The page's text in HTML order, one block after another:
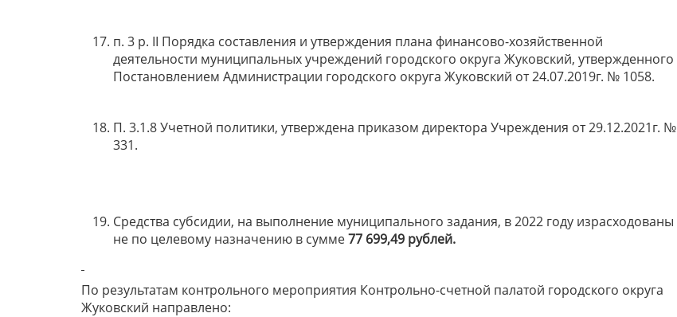
п. 3 р. II Порядка составления и утверждения плана финансово-хозяйственной
деятельности муниципальных учреждений городского округа Жуковский, утвержденного
Постановлением Администрации городского округа Жуковский от 24.07.2019г. № 1058.
П. 3.1.8 Учетной политики, утверждена приказом директора Учреждения от 29.12.2021г. №
331.
Средства субсидии, на выполнение муниципального задания, в 2022 году израсходованы
не по целевому назначению в сумме77 699,49 рублей.
По результатам контрольного мероприятия Контрольно-счетной палатой городского округа
Жуковский направлено: